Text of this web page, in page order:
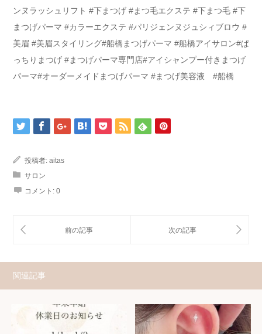
ンヌラッシュリフト #下まつげ #まつ毛エクステ #下まつ毛 #下
まつげパーマ #カラーエクステ #パリジェンヌジュシィブロウ #
美眉 #美眉スタイリング#船橋まつげパーマ #船橋アイサロン#ぱ
っちりまつげ #まつげパーマ専門店#アイシャンプー付きまつげ
パーマ#オーダーメイドまつげパーマ #まつげ美容液 #船橋
投稿者: aitas
サロン
コメント: 0
関連記事